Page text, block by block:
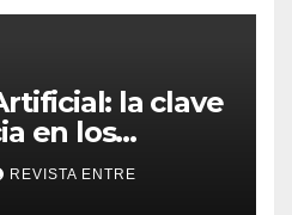
la clave
en los
de
REVISTA ENTRE